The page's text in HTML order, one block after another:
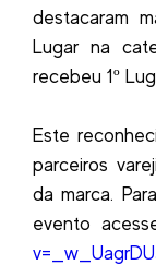
destacaram
Lugar na
recebeu 1º
Este
parceiros
da marca.
evento